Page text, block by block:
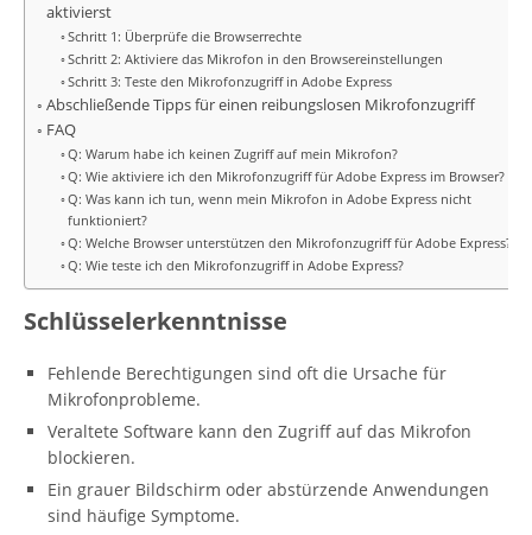
aktivierst
Schritt 1: Überprüfe die Browserrechte
Schritt 2: Aktiviere das Mikrofon in den Browsereinstellungen
Schritt 3: Teste den Mikrofonzugriff in Adobe Express
Abschließende Tipps für einen reibungslosen Mikrofonzugriff
FAQ
Q: Warum habe ich keinen Zugriff auf mein Mikrofon?
Q: Wie aktiviere ich den Mikrofonzugriff für Adobe Express im Browser?
Q: Was kann ich tun, wenn mein Mikrofon in Adobe Express nicht
funktioniert?
Q: Welche Browser unterstützen den Mikrofonzugriff für Adobe Express?
Q: Wie teste ich den Mikrofonzugriff in Adobe Express?
Schlüsselerkenntnisse
Fehlende Berechtigungen sind oft die Ursache für
Mikrofonprobleme.
Veraltete Software kann den Zugriff auf das Mikrofon
blockieren.
Ein grauer Bildschirm oder abstürzende Anwendungen
sind häufige Symptome.